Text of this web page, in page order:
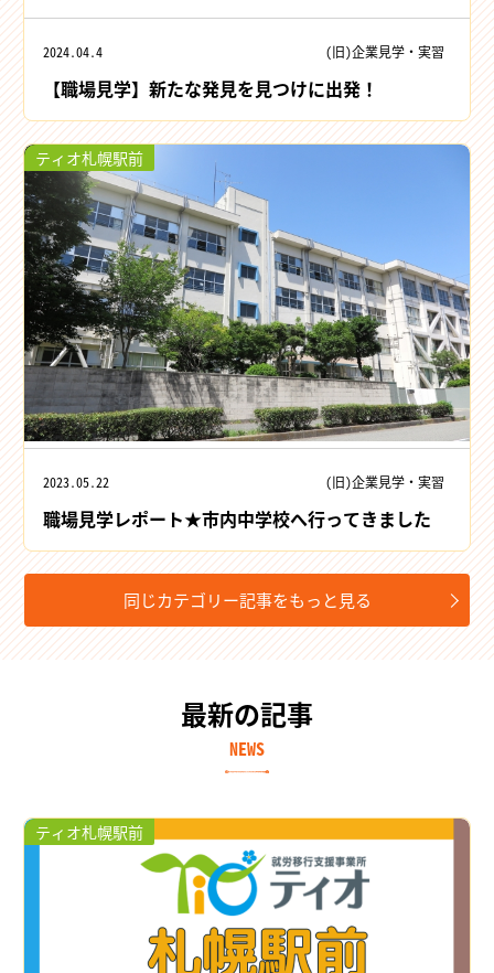
2024.04.4 (旧)企業見学・実習
【職場見学】新たな発見を見つけに出発！
ティオ札幌駅前
2023.05.22 (旧)企業見学・実習
職場見学レポート★市内中学校へ行ってきました
同じカテゴリー記事をもっと見る
最新の記事
NEWS
ティオ札幌駅前